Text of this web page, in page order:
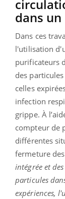
dans
Dans ces
l'utilisation
purificateurs
des
celles
infection
grippe. À
compteur de
différentes
fermeture
intégrée et
particules
expériences,